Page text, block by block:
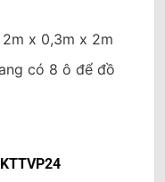
x 0,3m x 2m
có 8 ô để đồ